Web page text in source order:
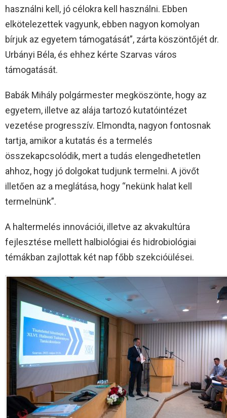
használni kell, jó célokra kell használni. Ebben
elkötelezettek vagyunk, ebben nagyon komolyan
bírjuk az egyetem támogatását”, zárta köszöntőjét dr.
Urbányi Béla, és ehhez kérte Szarvas város
támogatását.
Babák Mihály polgármester megköszönte, hogy az
egyetem, illetve az alája tartozó kutatóintézet
vezetése progresszív. Elmondta, nagyon fontosnak
tartja, amikor a kutatás és a termelés
összekapcsolódik, mert a tudás elengedhetetlen
ahhoz, hogy jó dolgokat tudjunk termelni. A jövőt
illetően az a meglátása, hogy “nekünk halat kell
termelnünk”.
A haltermelés innovációi, illetve az akvakultúra
fejlesztése mellett halbiológiai és hidrobiológiai
témákban zajlottak két nap főbb szekcióülései.